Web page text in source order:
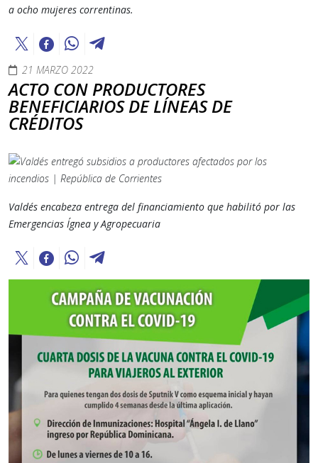
a ocho mujeres correntinas.
21 MARZO 2022
ACTO CON PRODUCTORES
BENEFICIARIOS DE LÍNEAS DE
CRÉDITOS
Valdés encabeza entrega del financiamiento que habilitó por las
Emergencias Ígnea y Agropecuaria